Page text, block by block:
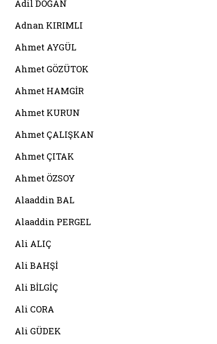
Adil DOĞAN
Adnan KIRIMLI
Ahmet AYGÜL
Ahmet GÖZÜTOK
Ahmet HAMGİR
Ahmet KURUN
Ahmet ÇALIŞKAN
Ahmet ÇITAK
Ahmet ÖZSOY
Alaaddin BAL
Alaaddin PERGEL
Ali ALIÇ
Ali BAHŞİ
Ali BİLGİÇ
Ali CORA
Ali GÜDEK